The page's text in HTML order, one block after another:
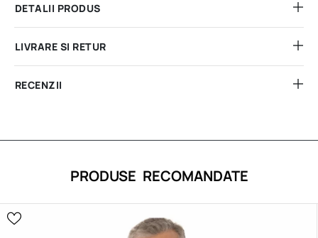
DETALII PRODUS
LIVRARE SI RETUR
RECENZII
PRODUSE RECOMANDATE